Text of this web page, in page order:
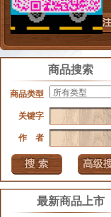
忘记密码？
商品搜索
商品类型
关键字
作 者
最新商品上市